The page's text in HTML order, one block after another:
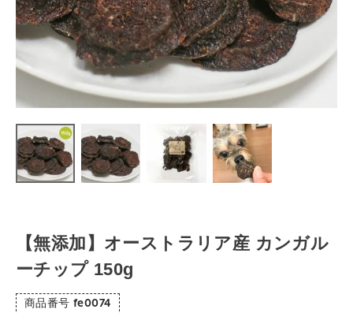
【無添加】オーストラリア産 カンガル
ーチップ 150g
商品番号 fe0074